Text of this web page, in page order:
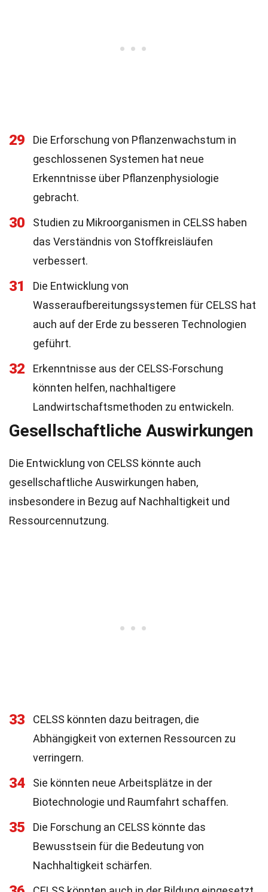
29
Die Erforschung von Pflanzenwachstum in
geschlossenen Systemen hat neue
Erkenntnisse über Pflanzenphysiologie
gebracht.
30
Studien zu Mikroorganismen in CELSS haben
das Verständnis von Stoffkreisläufen
verbessert.
31
Die Entwicklung von
Wasseraufbereitungssystemen für CELSS hat
auch auf der Erde zu besseren Technologien
geführt.
32
Erkenntnisse aus der CELSS-Forschung
könnten helfen, nachhaltigere
Landwirtschaftsmethoden zu entwickeln.
Gesellschaftliche Auswirkungen
Die Entwicklung von CELSS könnte auch
gesellschaftliche Auswirkungen haben,
insbesondere in Bezug auf Nachhaltigkeit und
Ressourcennutzung.
33
CELSS könnten dazu beitragen, die
Abhängigkeit von externen Ressourcen zu
verringern.
34
Sie könnten neue Arbeitsplätze in der
Biotechnologie und Raumfahrt schaffen.
35
Die Forschung an CELSS könnte das
Bewusstsein für die Bedeutung von
Nachhaltigkeit schärfen.